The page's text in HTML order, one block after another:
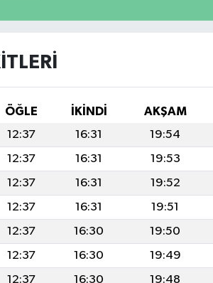
ÖĞLE İKINDI AKŞAM
12:37 16:31 19:54
12:37 16:31 19:53
12:37 16:31 19:52
12:37 16:31 19:51
12:37 16:30 19:50
12:37 16:30 19:49
12:37 16:30 19:48